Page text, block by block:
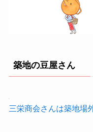
築地の豆屋さん
三栄商会さんは築地場